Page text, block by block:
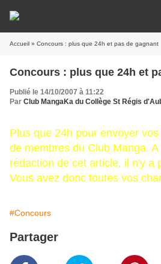
Accueil » Concours : plus que 24h et pas de gagnant
Concours : plus que 24h et
Publié le 14/10/2007 à 11:22
Par Club MangaKa du Collège St Régis
Plus que 24h pour envoyer
de membres du Club Manga.
rédaction de cet article, il n'y a
Vous avez donc toutes vos
#Concours
Partager